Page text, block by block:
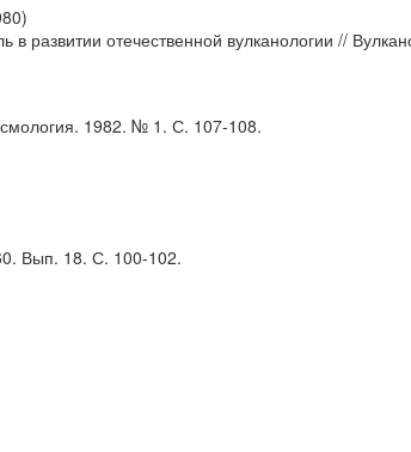
отечественной вулканологии //
1982. № 1. С. 107-108.
Вып. 18. С. 100-102.